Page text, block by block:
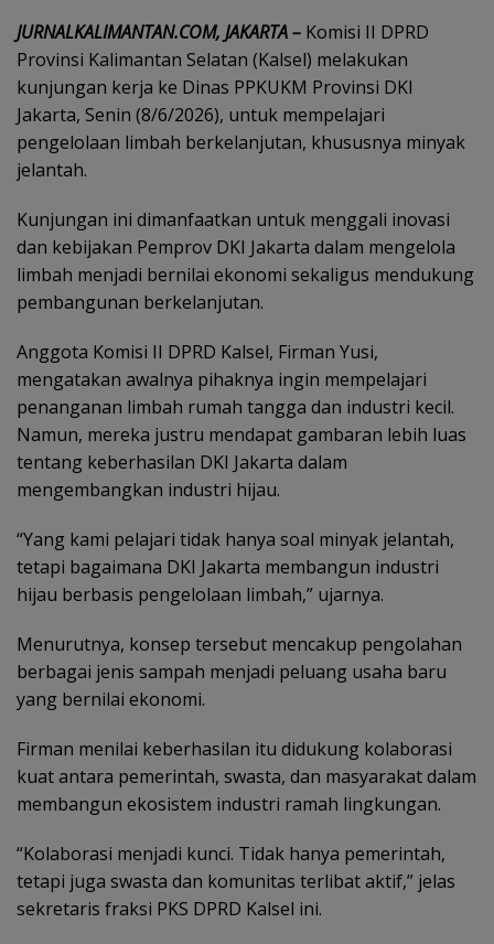
JURNALKALIMANTAN.COM, JAKARTA – Komisi II DPRD
Provinsi Kalimantan Selatan (Kalsel) melakukan
kunjungan kerja ke Dinas PPKUKM Provinsi DKI
Jakarta, Senin (8/6/2026), untuk mempelajari
pengelolaan limbah berkelanjutan, khususnya minyak
jelantah.
Kunjungan ini dimanfaatkan untuk menggali inovasi
dan kebijakan Pemprov DKI Jakarta dalam mengelola
limbah menjadi bernilai ekonomi sekaligus mendukung
pembangunan berkelanjutan.
Anggota Komisi II DPRD Kalsel, Firman Yusi,
mengatakan awalnya pihaknya ingin mempelajari
penanganan limbah rumah tangga dan industri kecil.
Namun, mereka justru mendapat gambaran lebih luas
tentang keberhasilan DKI Jakarta dalam
mengembangkan industri hijau.
“Yang kami pelajari tidak hanya soal minyak jelantah,
tetapi bagaimana DKI Jakarta membangun industri
hijau berbasis pengelolaan limbah,” ujarnya.
Menurutnya, konsep tersebut mencakup pengolahan
berbagai jenis sampah menjadi peluang usaha baru
yang bernilai ekonomi.
Firman menilai keberhasilan itu didukung kolaborasi
kuat antara pemerintah, swasta, dan masyarakat dalam
membangun ekosistem industri ramah lingkungan.
“Kolaborasi menjadi kunci. Tidak hanya pemerintah,
tetapi juga swasta dan komunitas terlibat aktif,” jelas
sekretaris fraksi PKS DPRD Kalsel ini.